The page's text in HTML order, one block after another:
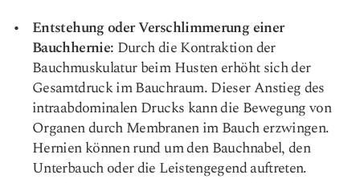
Entstehung oder Verschlimmerung einer
Bauchhernie: Durch die Kontraktion der
Bauchmuskulatur beim Husten erhöht sich der
Gesamtdruck im Bauchraum. Dieser Anstieg des
intraabdominalen Drucks kann die Bewegung von
Organen durch Membranen im Bauch erzwingen.
Hernien können rund um den Bauchnabel, den
Unterbauch oder die Leistengegend auftreten.